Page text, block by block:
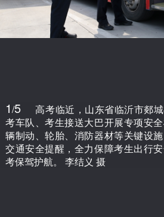
1/5
高考临近，山东省临沂市郯
考车队、考生接送大巴开展专项安
辆制动、轮胎、消防器材等关键设
交通安全提醒，全力保障考生出行
考保驾护航。 李结义 摄